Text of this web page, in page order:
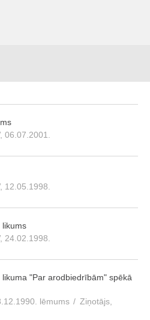
06.07.2001.
12.05.1998.
likums
24.02.1998.
"Par arodbiedrībām" spēkā
lēmums / Ziņotājs,